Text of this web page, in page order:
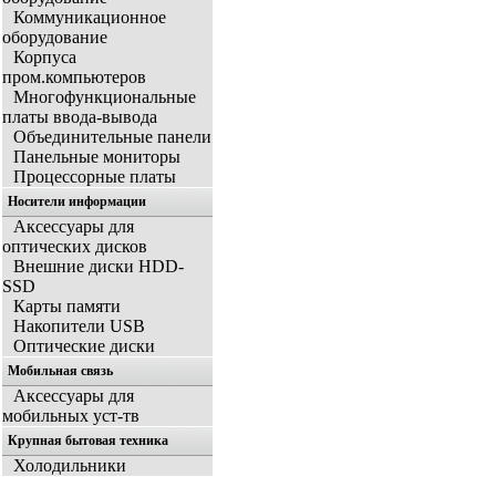
Коммуникационное
оборудование
Корпуса
пром.компьютеров
Многофункциональные
платы ввода-вывода
Объединительные панели
Панельные мониторы
Процессорные платы
Носители информации
Аксессуары для
оптических дисков
Внешние диски HDD-
SSD
Карты памяти
Накопители USB
Оптические диски
Мобильная связь
Аксессуары для
мобильных уст-тв
Крупная бытовая техника
Холодильники